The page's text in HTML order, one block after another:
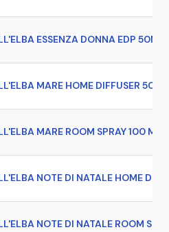
ESSENZA DONNA EDP 50ML
MARE HOME DIFFUSER 500
MARE ROOM SPRAY 100 ML
NOTE DI NATALE HOME
NOTE DI NATALE ROOM